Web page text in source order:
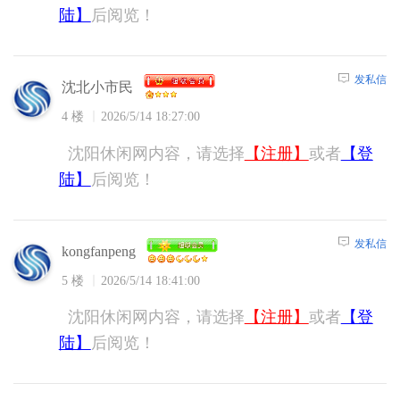
陆】
后阅览！
沈北小市民
4 楼 2026/5/14 18:27:00
发私信
沈阳休闲网内容，请选择 【注册】 或者 【登
陆】
后阅览！
kongfanpeng
5 楼 2026/5/14 18:41:00
发私信
沈阳休闲网内容，请选择 【注册】 或者 【登
陆】
后阅览！